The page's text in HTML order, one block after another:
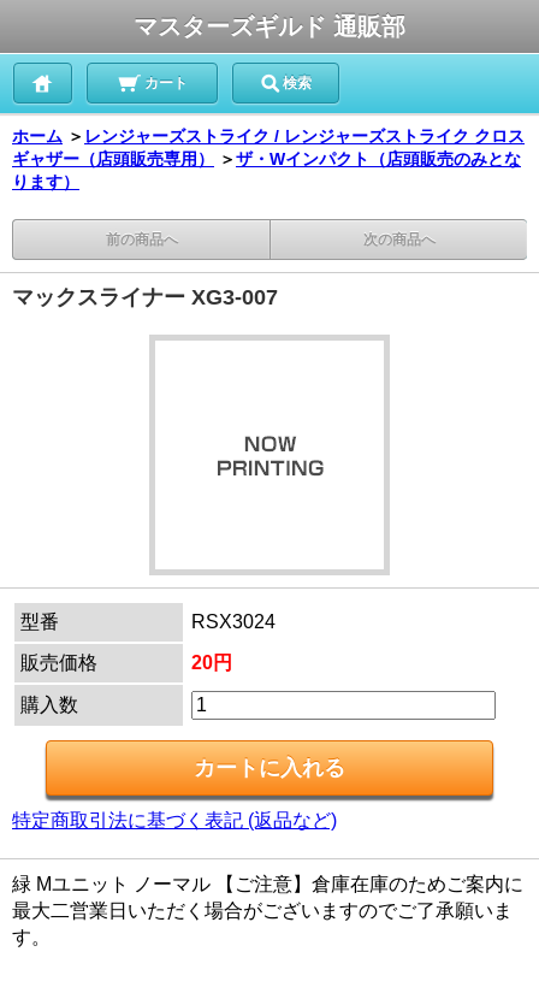
マスターズギルド 通販部
カート 検索
ホーム ＞ レンジャーズストライク / レンジャーズストライク クロス
ギャザー（店頭販売専用）
＞ザ・Wインパクト（店頭販売のみとな
ります）
前の商品へ 次の商品へ
マックスライナー XG3-007
型番
RSX3024
販売価格
20円
購入数
特定商取引法に基づく表記 (返品など)
緑 Mユニット ノーマル 【ご注意】倉庫在庫のためご案内に
最大二営業日いただく場合がございますのでご了承願いま
す。